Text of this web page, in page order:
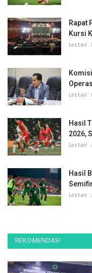
Rapat
Kursi
Lestari
Lestari
Hasil
2026,
Lestari
Hasil
Lestari
REKOMENDASI